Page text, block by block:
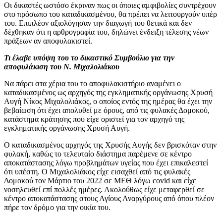
Οι δικαστές ωστόσο έκριναν πως οι όποιες αμφιβολίες συντρέχουν
στο πρόσωπο του καταδικασμένου, θα πρέπει να λειτουργούν υπέρ
του. Επιπλέον αξιολόγησαν την διαγωγή του θετικά και δεν
δέχθηκαν ότι η αρθρογραφία του, δηλώνει ένδειξη τέλεσης νέων
πράξεων αν αποφυλακιστεί.
Τι έλαβε υπόψη του το δικαστικό Συμβούλιο για την
αποφυλάκιση του Ν. Μιχαλολιάκου
Να πάρει στα χέρια του το αποφυλακιστήριο αναμένει ο
καταδικασμένος ως αρχηγός της εγκληματικής οργάνωσης Χρυσή
Αυγή Νίκος Μιχαλολιάκος, ο οποίος εντός της ημέρας θα έχει την
βεβαίωση ότι έχει απολυθεί με όρους, από τις φυλακές Δομοκού,
κατάστημα κράτησης που είχε οριστεί για τον αρχηγό της
εγκληματικής οργάνωσης Χρυσή Αυγή.
Ο καταδικασμένος αρχηγός της Χρυσής Αυγής δεν βρισκόταν στην
φυλακή, καθώς το τελευταίο διάστημα παρέμενε σε κέντρο
αποκατάστασης λόγω προβλημάτων υγείας που έχει επικαλεστεί
ότι υπέστη. Ο Μιχαλολιάκος είχε εισαχθεί από τις φυλακές
Δομοκού τον Μάρτιο του 2022 σε ΜΕΘ λόγω covid και είχε
νοσηλευθεί επί πολλές ημέρες. Ακολούθως είχε μεταφερθεί σε
κέντρο αποκατάστασης στους Αγίους Αναργύρους από όπου πλέον
πήρε τον δρόμο για την οικία του.